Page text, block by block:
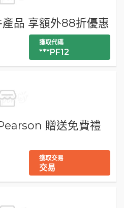
品 享額外88折優惠
獲取代碼
***PF12
贈送免費禮
獲取交易
交易